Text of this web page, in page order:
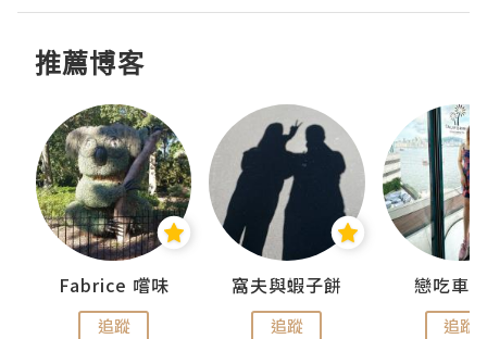
推薦博客
Fabrice 嚐味
追蹤
窩夫與蝦子餅
追蹤
戀吃車
追蹤